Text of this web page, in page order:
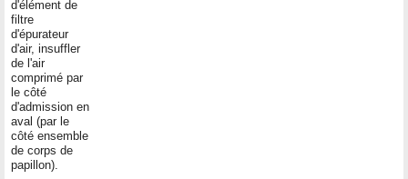
d'élément de
filtre
d'épurateur
d'air, insuffler
de l'air
comprimé par
le côté
d'admission en
aval (par le
côté ensemble
de corps de
papillon).